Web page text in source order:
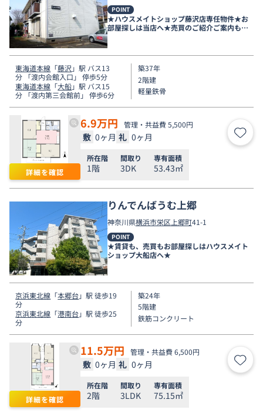
POINT
★ハウスメイトショップ藤沢店専任物件★お
部屋探しは当店へ★売買のご紹介ご案内も可
能です★
東海道本線 「藤沢 」駅 バス13
分 「渡内会館入口」 停歩5分
東海道本線 「大船」駅 バス15
分 「渡内第三会館前」 停歩6分
築37年
2階建
軽量鉄骨
詳細を確認
6.9万円 管理・共益費 5,500円
敷 0ヶ月 礼 0ヶ月 お気
所在階
1階
間取り
3DK
専有面積
53.43㎡
りんでんばうむ上郷
神奈川県横浜市栄区 上郷町41-1
POINT
★賃貸も、売買もお部屋探しはハウスメイト
ショップ大船店へ★
京浜東北線 「本郷台」駅 徒歩19
分
京浜東北線 「港南台」駅 徒歩25
分
築24年
5階建
鉄筋コンクリート
詳細を確認
11.5万円 管理・共益費 6,500円
敷 0ヶ月 礼 0ヶ月 お気
所在階
2階
間取り
3LDK
専有面積
75.15㎡